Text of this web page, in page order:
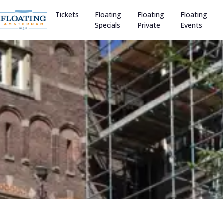
Tickets
Floating
Specials
Floating
Private
Floating
Events